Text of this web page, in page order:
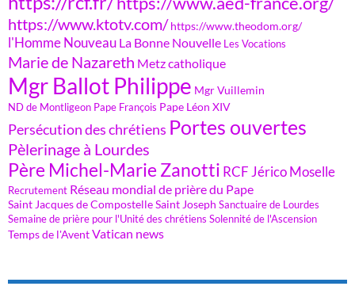
https://www.ktotv.com/ https://www.theodom.org/
l'Homme Nouveau La Bonne Nouvelle Les Vocations
Marie de Nazareth Metz catholique
Mgr Ballot Philippe Mgr Vuillemin
ND de Montligeon Pape François Pape Léon XIV
Persécution des chrétiens Portes ouvertes
Pèlerinage à Lourdes
Père Michel-Marie Zanotti RCF Jérico Moselle
Recrutement Réseau mondial de prière du Pape
Saint Jacques de CompostelleSaint Joseph Sanctuaire de Lourdes
Semaine de prière pour l'Unité des chrétiens Solennité de l'Ascension
Temps de l'AventVatican news